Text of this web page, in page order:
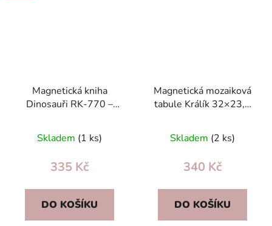
Magnetická kniha
Dinosauři RK-770 –
dílků, dárkové balení
Skladem (1 ks)
335 Kč
DO KOŠÍKU
Magnetická mozaiková
tabule Králík 32×23,5
knoflíky, pro děti 3+
Skladem (2 ks)
340 Kč
DO KOŠÍKU